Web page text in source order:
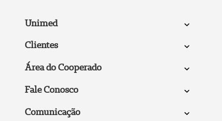
Unimed
Clientes
Área do Cooperado
Fale Conosco
Comunicação